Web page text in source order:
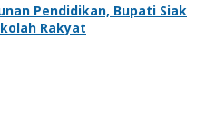
Pendidikan, Bupati Siak
Rakyat